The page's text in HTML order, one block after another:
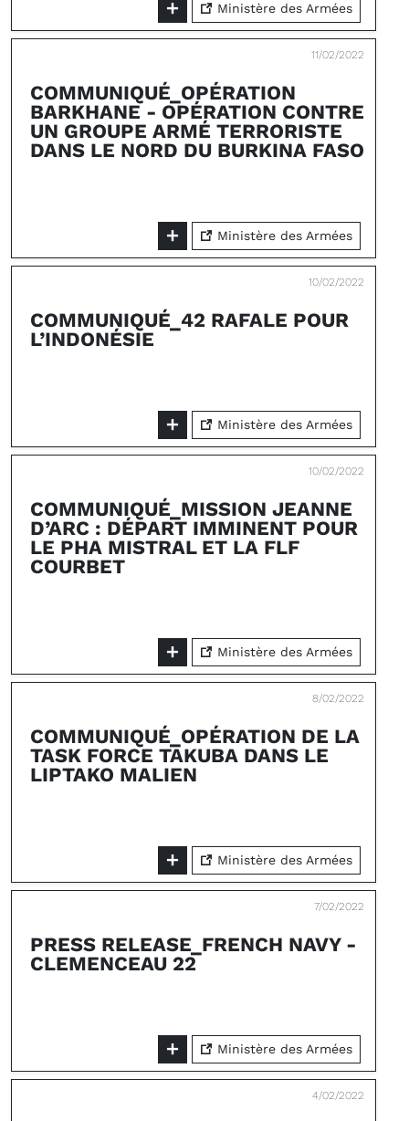
Ministère des Armées
11/02/2022
COMMUNIQUÉ_OPÉRATION
BARKHANE - OPÉRATION CONTRE
UN GROUPE ARMÉ TERRORISTE
DANS LE NORD DU BURKINA FASO
Ministère des Armées
10/02/2022
COMMUNIQUÉ_42 RAFALE POUR
L’INDONÉSIE
Ministère des Armées
10/02/2022
COMMUNIQUÉ_MISSION JEANNE
D’ARC : DÉPART IMMINENT POUR
LE PHA MISTRAL ET LA FLF
COURBET
Ministère des Armées
8/02/2022
COMMUNIQUÉ_OPÉRATION DE LA
TASK FORCE TAKUBA DANS LE
LIPTAKO MALIEN
Ministère des Armées
7/02/2022
PRESS RELEASE_FRENCH NAVY -
CLEMENCEAU 22
Ministère des Armées
4/02/2022